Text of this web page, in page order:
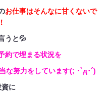
お仕事はそんなに甘くないで
うと💦
約で埋まる状況を
な努力をしています(; ･`д･´)
資に